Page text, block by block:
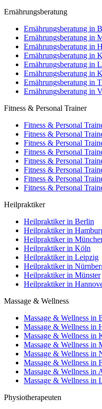
Ernährungsberatung
Ernährungsberatung in
Ernährungsberatung in
Ernährungsberatung in
Ernährungsberatung in
Ernährungsberatung in
Ernährungsberatung in
Ernährungsberatung in
Ernährungsberatung in
Fitness & Personal Trainer
Fitness & Personal
Fitness & Personal
Fitness & Personal
Fitness & Personal
Fitness & Personal
Fitness & Personal
Fitness & Personal
Fitness & Personal
Heilpraktiker
Heilpraktiker in Berlin
Heilpraktiker in
Heilpraktiker in
Heilpraktiker in Köln
Heilpraktiker in Leipzig
Heilpraktiker in
Heilpraktiker in Münster
Heilpraktiker in
Massage & Wellness
Massage & Wellness in
Massage & Wellness in
Massage & Wellness in
Massage & Wellness in
Massage & Wellness in
Massage & Wellness in
Massage & Wellness in
Massage & Wellness in
Physiotherapeuten